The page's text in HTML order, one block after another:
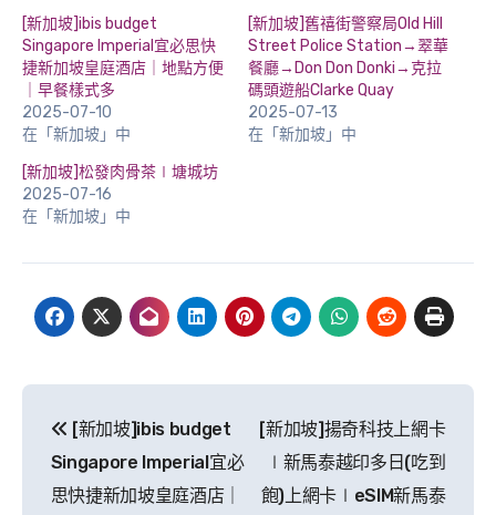
[新加坡]ibis budget
Singapore Imperial宜必思快
捷新加坡皇庭酒店｜地點方便
｜早餐樣式多
2025-07-10
在「新加坡」中
[新加坡]舊禧街警察局Old Hill
Street Police Station→翠華
餐廳→Don Don Donki→克拉
碼頭遊船Clarke Quay
2025-07-13
在「新加坡」中
[新加坡]松發肉骨茶∣塘城坊
2025-07-16
在「新加坡」中
章
導
[新加坡]ibis budget
Singapore Imperial宜必
思快捷新加坡皇庭酒店｜
[新加坡]揚奇科技上網卡
∣新馬泰越印多日(吃到
飽)上網卡∣eSIM新馬泰